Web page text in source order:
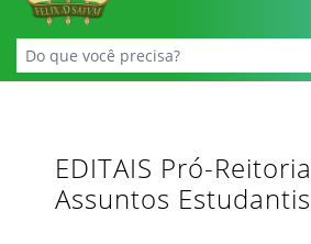
EDITAIS Pró-
Assuntos Estudantis